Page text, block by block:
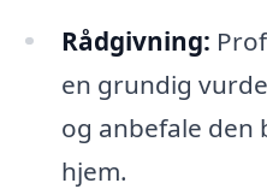
Rådgivning:
en grundig
og anbefale den
hjem.